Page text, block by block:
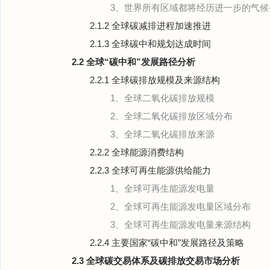
3、世界所有区域都将经历进一步的气
2.1.2 全球碳减排进程加速推进
2.1.3 全球碳中和规划达成时间
2.2 全球“碳中和”发展路径分析
2.2.1 全球碳排放规模及来源结构
1、全球二氧化碳排放规模
2、全球二氧化碳排放区域分布
3、全球二氧化碳排放来源
2.2.2 全球能源消费结构
2.2.3 全球可再生能源供给能力
1、全球可再生能源发电量
2、全球可再生能源发电量区域分布
3、全球可再生能源发电量来源结构
2.2.4 主要国家“碳中和”发展路径及策略
2.3 全球碳交易体系及碳排放交易市场分析